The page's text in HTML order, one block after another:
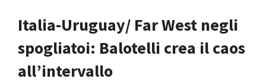
Italia-Uruguay/ Far West negli
spogliatoi: Balotelli crea il caos
all’intervallo